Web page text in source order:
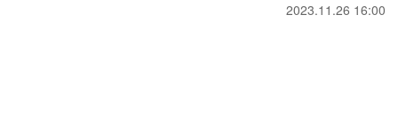
2023.11.26 16:00